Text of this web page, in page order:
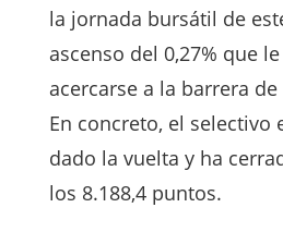
la jornada bursátil de
ascenso del 0,27% que
acercarse a la barrera
En concreto, el selectivo
dado la vuelta y ha
los 8.188,4 puntos.